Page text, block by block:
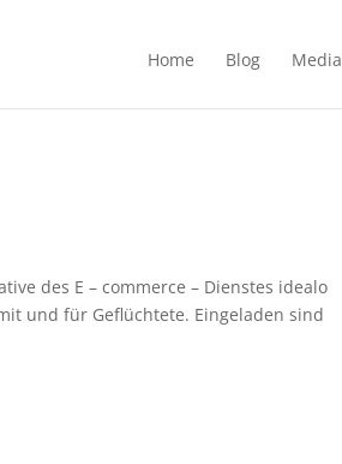
Home Blog Media
des E – commerce – Dienstes idealo
und für Geflüchtete. Eingeladen sind